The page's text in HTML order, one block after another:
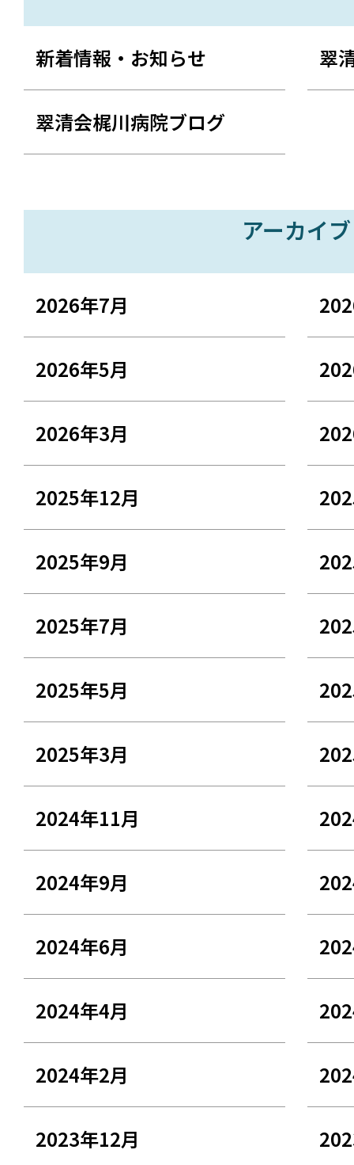
新着情報・お知らせ 翠
翠清会梶川病院ブログ
アーカイブ
2026年7月
2026年5月
2026年3月
2025年12月
2025年9月
2025年7月
2025年5月
2025年3月
2024年11月
2024年9月
2024年6月
2024年4月
2024年2月
2023年12月